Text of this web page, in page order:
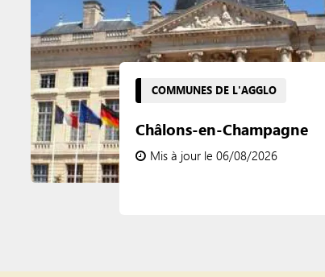
COMMUNES DE L'AGGLO
Châlons-en-Champagne
Mis à jour le 06/08/2026